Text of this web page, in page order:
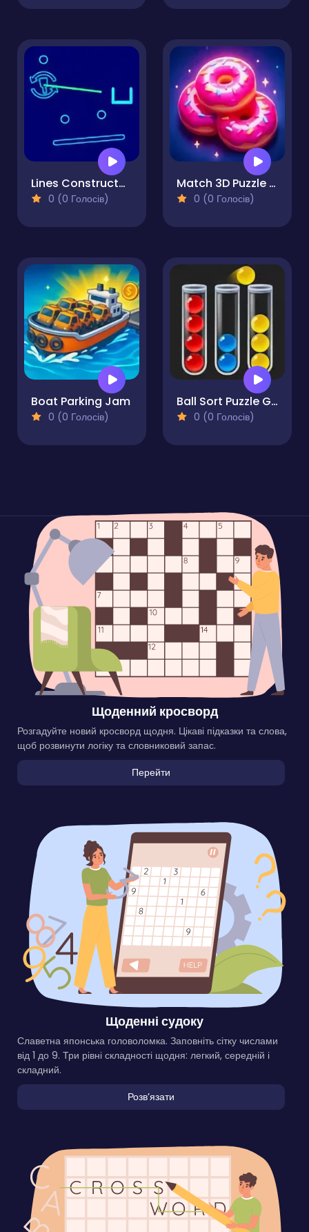
Lines Constructor - Puzzle
0 (0 Голосів)
Match 3D Puzzle Saga
0 (0 Голосів)
Boat Parking Jam
0 (0 Голосів)
Ball Sort Puzzle Game
0 (0 Голосів)
Щоденний кросворд
Розгадуйте новий кросворд щодня. Цікаві підказки та слова,
щоб розвинути логіку та словниковий запас.
Перейти
Щоденні судоку
Славетна японська головоломка. Заповніть сітку числами
від 1 до 9. Три рівні складності щодня: легкий, середній і
складний.
Розвʼязати